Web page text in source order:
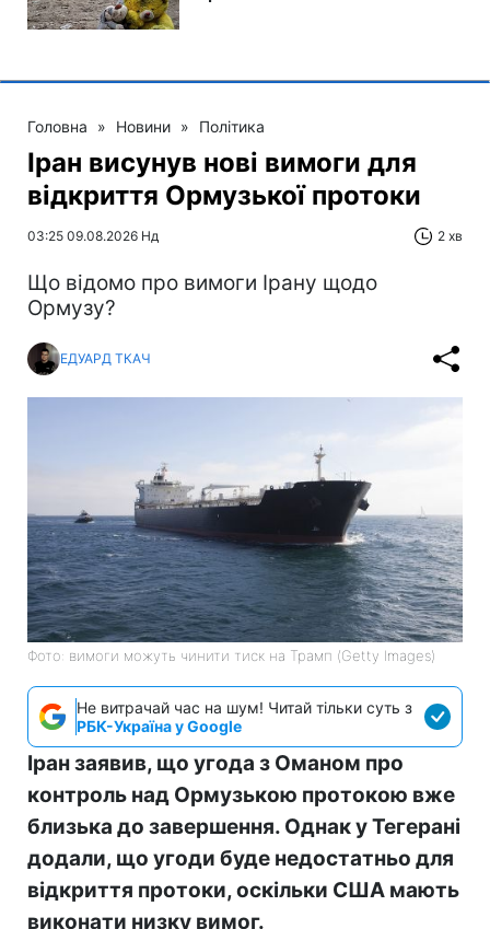
Головна » Новини » Політика
Іран висунув нові вимоги для
відкриття Ормузької протоки
03:25 09.08.2026 Нд 2 хв
Що відомо про вимоги Ірану щодо
Ормузу?
ЕДУАРД ТКАЧ
Фото: вимоги можуть чинити тиск на Трамп (Getty Images)
Не витрачай час на шум! Читай тільки суть з
РБК-Україна у Google
Іран заявив, що угода з Оманом про
контроль над Ормузькою протокою вже
близька до завершення. Однак у Тегерані
додали, що угоди буде недостатньо для
відкриття протоки, оскільки США мають
виконати низку вимог.